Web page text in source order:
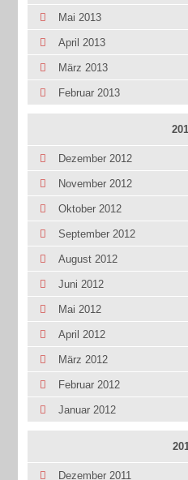
Mai 2013
April 2013
März 2013
Februar 2013
Dezember 2012
November 2012
Oktober 2012
September 2012
August 2012
Juni 2012
Mai 2012
April 2012
März 2012
Februar 2012
Januar 2012
Dezember 2011